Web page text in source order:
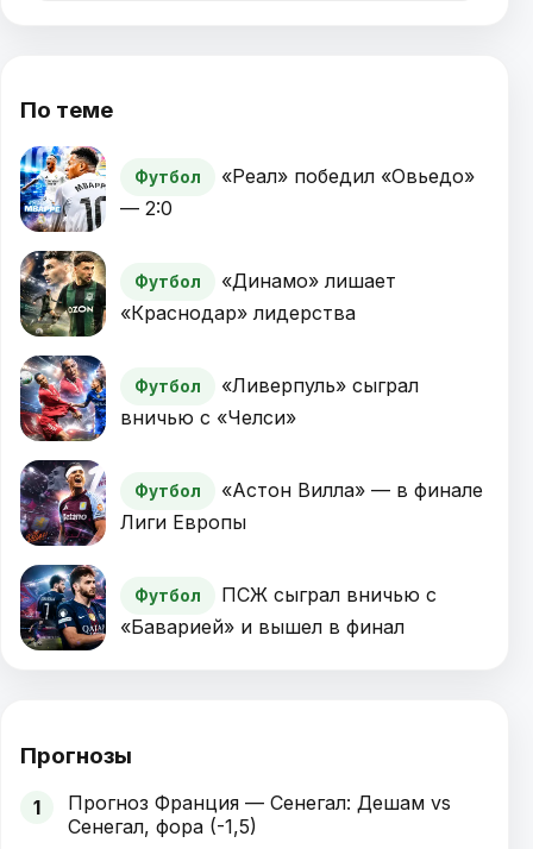
По теме
Футбол
«Реал» победил «Овьедо»
— 2:0
Футбол
«Динамо» лишает
«Краснодар» лидерства
Футбол
«Ливерпуль» сыграл
вничью с «Челси»
Футбол
«Астон Вилла» — в финале
Лиги Европы
Футбол
ПСЖ сыграл вничью с
«Баварией» и вышел в финал
Прогнозы
1
Прогноз Франция — Сенегал: Дешам vs
Сенегал, фора (-1,5)